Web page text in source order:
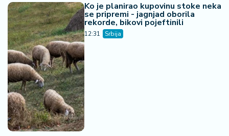
Ko je planirao kupovinu stoke neka
se pripremi - jagnjad oborila
rekorde, bikovi pojeftinili
12:31 Srbija